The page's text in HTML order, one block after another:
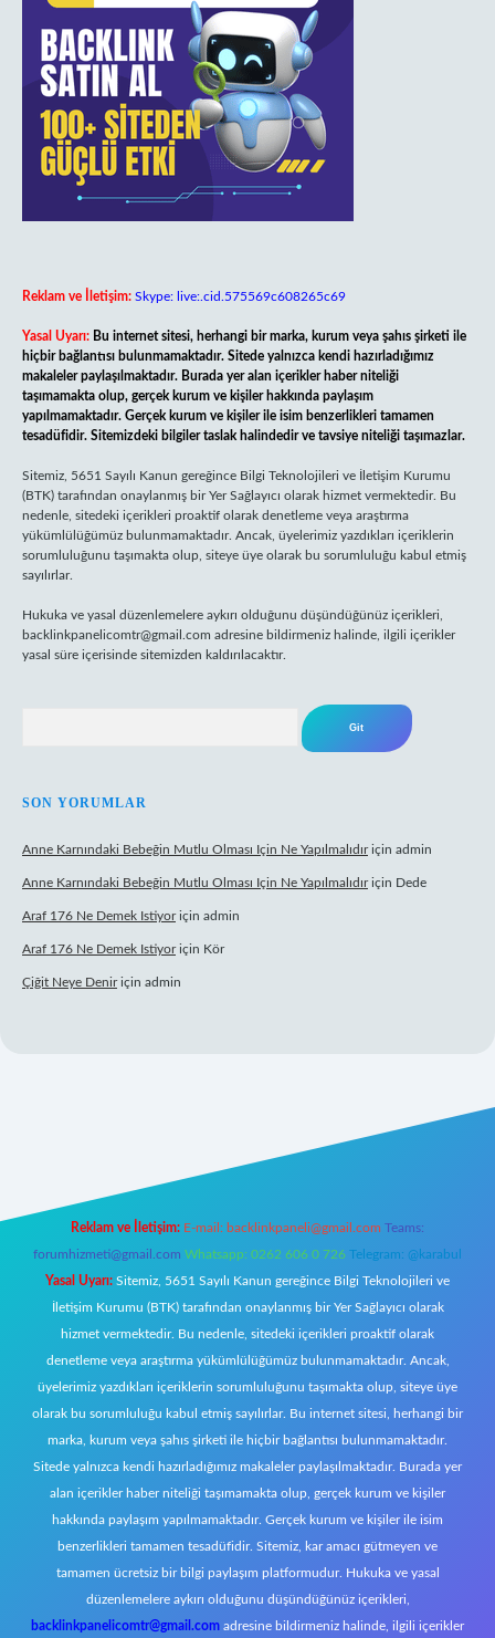
Reklam ve İletişim: Skype: live:.cid.575569c608265c69
Yasal Uyarı: Bu internet sitesi, herhangi bir marka, kurum veya şahıs şirketi ile
hiçbir bağlantısı bulunmamaktadır. Sitede yalnızca kendi hazırladığımız
makaleler paylaşılmaktadır. Burada yer alan içerikler haber niteliği
taşımamakta olup, gerçek kurum ve kişiler hakkında paylaşım
yapılmamaktadır. Gerçek kurum ve kişiler ile isim benzerlikleri tamamen
tesadüfidir. Sitemizdeki bilgiler taslak halindedir ve tavsiye niteliği taşımazlar.
Sitemiz, 5651 Sayılı Kanun gereğince Bilgi Teknolojileri ve İletişim Kurumu
(BTK) tarafından onaylanmış bir Yer Sağlayıcı olarak hizmet vermektedir. Bu
nedenle, sitedeki içerikleri proaktif olarak denetleme veya araştırma
yükümlülüğümüz bulunmamaktadır. Ancak, üyelerimiz yazdıkları içeriklerin
sorumluluğunu taşımakta olup, siteye üye olarak bu sorumluluğu kabul etmiş
sayılırlar.
Hukuka ve yasal düzenlemelere aykırı olduğunu düşündüğünüz içerikleri,
backlinkpanelicomtr@gmail.com adresine bildirmeniz halinde, ilgili içerikler
yasal süre içerisinde sitemizden kaldırılacaktır.
SON YORUMLAR
Anne Karnındaki Bebeğin Mutlu Olması Için Ne Yapılmalıdıriçin admin
Anne Karnındaki Bebeğin Mutlu Olması Için Ne Yapılmalıdıriçin Dede
Araf 176 Ne Demek Istiyoriçin admin
Araf 176 Ne Demek Istiyoriçin Kör
Çiğit Neye Deniriçin admin
Reklam ve İletişim: E-mail: backlinkpaneli@gmail.com Teams:
forumhizmeti@gmail.com Whatsapp: 0262 606 0 726 Telegram: @karabul
Yasal Uyarı: Sitemiz, 5651 Sayılı Kanun gereğince Bilgi Teknolojileri ve
İletişim Kurumu (BTK) tarafından onaylanmış bir Yer Sağlayıcı olarak
hizmet vermektedir. Bu nedenle, sitedeki içerikleri proaktif olarak
denetleme veya araştırma yükümlülüğümüz bulunmamaktadır. Ancak,
üyelerimiz yazdıkları içeriklerin sorumluluğunu taşımakta olup, siteye üye
olarak bu sorumluluğu kabul etmiş sayılırlar. Bu internet sitesi, herhangi bir
marka, kurum veya şahıs şirketi ile hiçbir bağlantısı bulunmamaktadır.
Sitede yalnızca kendi hazırladığımız makaleler paylaşılmaktadır. Burada yer
alan içerikler haber niteliği taşımamakta olup, gerçek kurum ve kişiler
hakkında paylaşım yapılmamaktadır. Gerçek kurum ve kişiler ile isim
benzerlikleri tamamen tesadüfidir. Sitemiz, kar amacı gütmeyen ve
tamamen ücretsiz bir bilgi paylaşım platformudur. Hukuka ve yasal
düzenlemelere aykırı olduğunu düşündüğünüz içerikleri,
backlinkpanelicomtr@gmail.com adresine bildirmeniz halinde, ilgili içerikler